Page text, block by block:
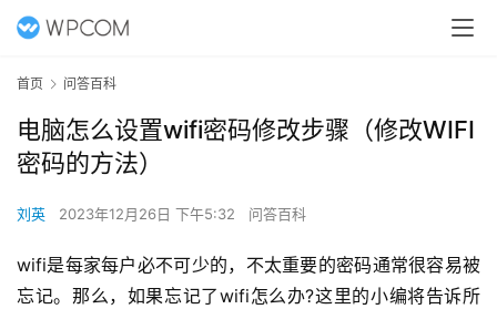
首页 问答百科
电脑怎么设置wifi密码修改步骤（修改WIFI
密码的方法）
刘英 2023年12月26日 下午5:32 问答百科
wifi是每家每户必不可少的，不太重要的密码通常很容易被
忘记。那么，如果忘记了wifi怎么办?这里的小编将告诉所